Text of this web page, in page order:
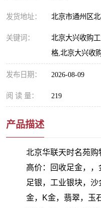
发货地址： 北京市通州区
关键词：
北京大兴收购
格,北京大兴收
发布日期： 2026-08-09
阅 读 量： 219
产品描述
北京华联天时名苑
高价：回收足金，，
足银，工业银块，
金，K金，翡翠，玉